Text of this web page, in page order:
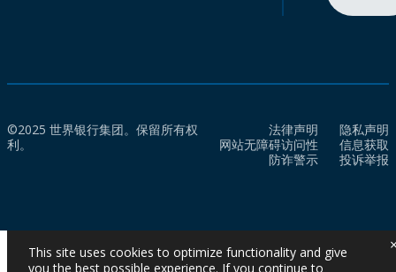
©2025 世界银行集团。保留所有权
利。
法律声明
隐私声明
网站无障碍访问性
信息获取
防诈警示
投诉举报
This site uses cookies to optimize functionality and give
you the best possible experience. If you continue to